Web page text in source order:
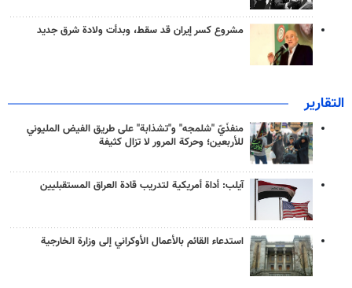
مشروع كسر إيران قد سقط، وبدأت ولادة شرق جديد
التقارير
منفذَيّ "شلمجه" و"تشذابة" على طريق الفيض المليوني
للأربعين؛ وحركة المرور لا تزال كثيفة
آيلب: أداة أمريكية لتدريب قادة العراق المستقبليين
استدعاء القائم بالأعمال الأوكراني إلى وزارة الخارجية